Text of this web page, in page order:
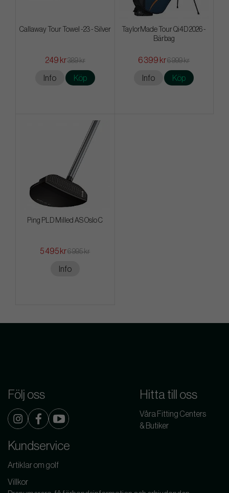
Callaway Tour Towel -23 - Silver
249 kr389 kr
Info Köp
TaylorMade Tour Qi4D 2026 -
Bärbag
6 399 kr6 999 kr
Info Köp
Ping PLD Milled AS Oslo C
5 495 kr6 995 kr
Info
Följ oss Hitta till oss
Våra Fitting Centers
& Butiker
Kundservice
Artiklar om golf
Villkor